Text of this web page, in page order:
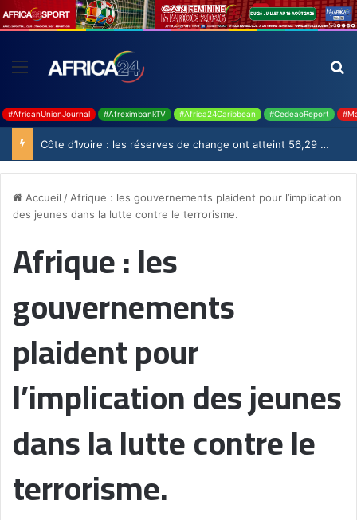
#AfricanUnionJournal #AfreximbankTV #Africa24Caribbean #CedeaoReport
Côte d’Ivoire : les réserves de change ont atteint 56,29 milliards USD en juillet
Accueil / Afrique : les gouvernements plaident pour l’implication
des jeunes dans la lutte contre le terrorisme.
Afrique : les
gouvernements
plaident pour
l’implication des jeunes
dans la lutte contre le
terrorisme.